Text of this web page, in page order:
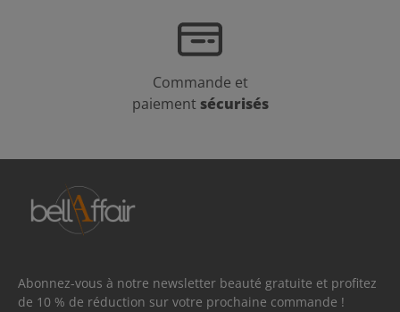
Commande et
paiement sécurisés
Abonnez-vous à notre newsletter beauté gratuite et profitez
de 10 % de réduction sur votre prochaine commande !